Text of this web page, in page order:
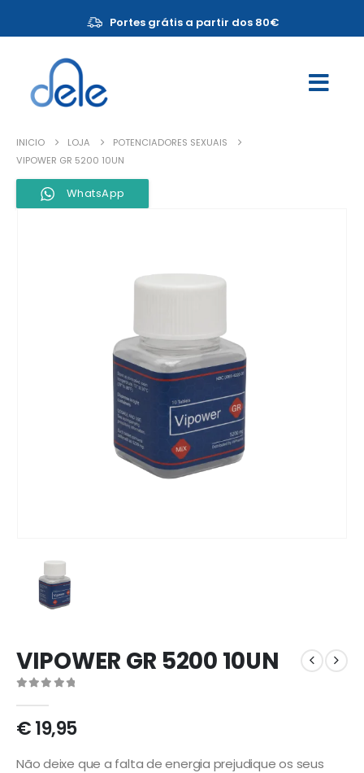
Portes grátis a partir dos 80€
INICIO LOJA
POTENCIADORES SEXUAIS
VIPOWER GR 5200 10UN
WhatsApp
VIPOWER GR 5200 10UN
€19,95
Não deixe que a falta de energia prejudique os seus